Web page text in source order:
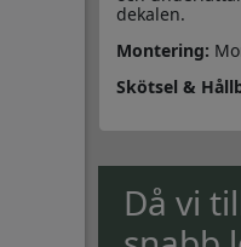
dekalen.
Montering:
Skötsel &
Då vi